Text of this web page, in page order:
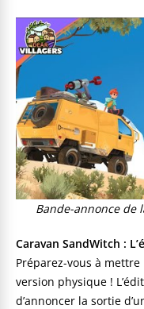
Bande-annonce de
Caravan SandWitch :
Préparez-vous à
version physique !
d’annoncer la sortie